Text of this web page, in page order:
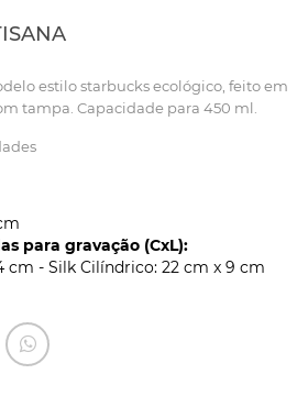
estilo starbucks ecológico, feito em
tampa. Capacidade para 450 ml.
para gravação (CxL):
cm - Silk Cilíndrico: 22 cm x 9 cm